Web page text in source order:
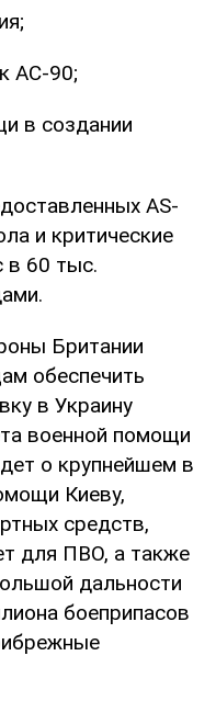
АС-90;
в создании
AS-
и критические
в 60 тыс.
Британии
обеспечить
в Украину
военной помощи
о крупнейшем в
Киеву,
средств,
для ПВО, а также
дальности
боеприпасов